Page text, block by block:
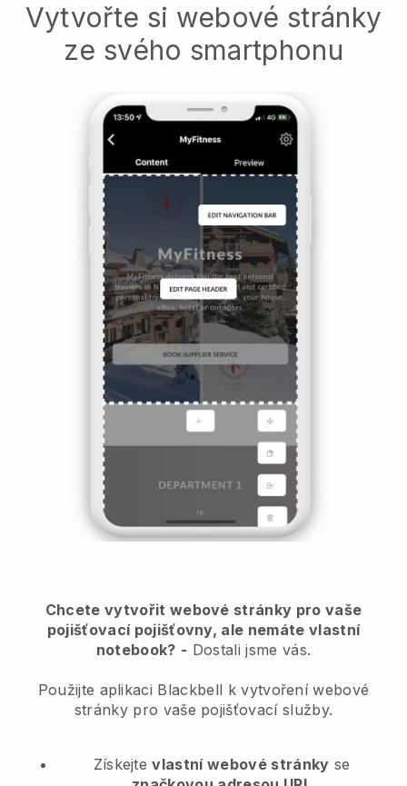
Vytvořte si webové stránky
ze svého smartphonu
Chcete vytvořit webové stránky pro vaše
pojišťovací pojišťovny, ale nemáte vlastní
notebook? - Dostali jsme vás.
Použijte aplikaci Blackbell k vytvoření webové
stránky pro vaše pojišťovací služby.
Získejtevlastní webové stránky se